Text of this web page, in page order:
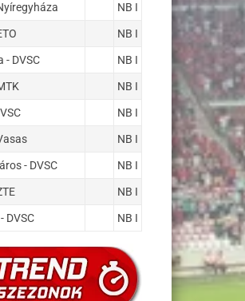
NB I
NB I
- DVSC NB I
NB I
NB I
NB I
- DVSC NB I
NB I
DVSC NB I